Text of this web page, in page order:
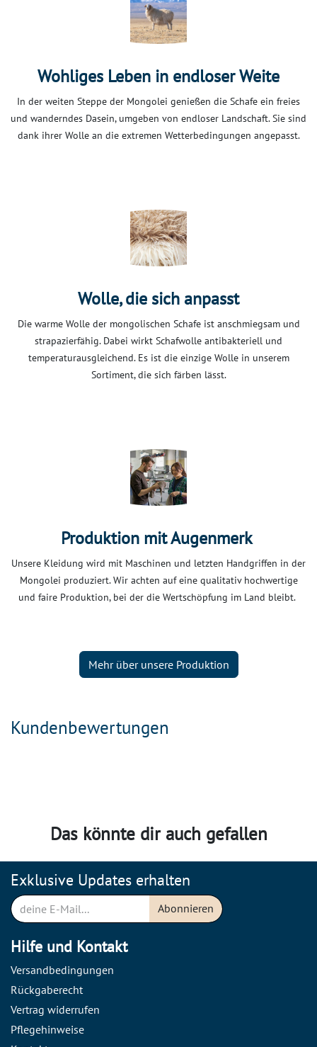
Wohliges Leben in endloser Weite
In der weiten Steppe der Mongolei genießen die Schafe ein freies
und wanderndes Dasein, umgeben von endloser Landschaft. Sie sind
dank ihrer Wolle an die extremen Wetterbedingungen angepasst.
Wolle, die sich anpasst
Die warme Wolle der mongolischen Schafe ist anschmiegsam und
strapazierfähig. Dabei wirkt Schafwolle antibakteriell und
temperaturausgleichend. Es ist die einzige Wolle in unserem
Sortiment, die sich färben lässt.
Produktion mit Augenmerk
Unsere Kleidung wird mit Maschinen und letzten Handgriffen in der
Mongolei produziert. Wir achten auf eine qualitativ hochwertige
und faire Produktion, bei der die Wertschöpfung im Land bleibt.
Mehr über unsere Produktion
Kundenbewertungen
Das könnte dir auch gefallen
Hilfe und Kontakt
Versandbedingungen
Rückgaberecht
Vertrag widerrufen
Pflegehinweise
Exklusive Updates erhalten
Abonnieren